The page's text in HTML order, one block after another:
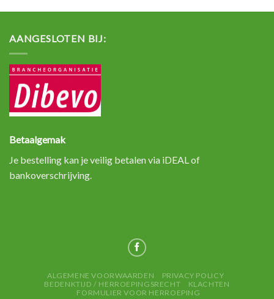
AANGESLOTEN BIJ:
Betaalgemak
Je bestelling kan je veilig betalen via iDEAL of
bankoverschrijving.
ALGEMENE VOORWAARDEN
PRIVACY POLICY
BEDENKTIJD / HERROEPINGSRECHT
KLACHTEN
FORMULIER VOOR HERROEPING